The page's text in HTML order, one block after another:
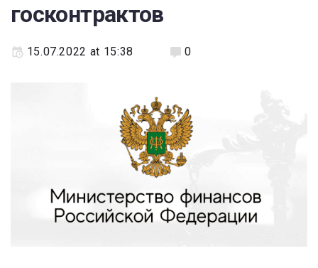
госконтрактов
15.07.2022 at 15:38 0